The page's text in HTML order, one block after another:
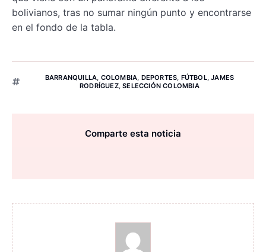
bolivianos, tras no sumar ningún punto y encontrarse
en el fondo de la tabla.
BARRANQUILLA, COLOMBIA, DEPORTES, FÚTBOL,JAMES
RODRÍGUEZ,SELECCIÓN COLOMBIA
Comparte esta noticia